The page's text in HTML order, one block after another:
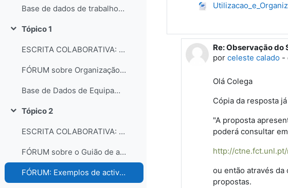
Base de dados de trabalhos dos participantes do curso
Contrair
Tópico 1
ESCRITA COLABORATIVA: Organização dos laboratórios
FÓRUM sobre Organização e gestão dos laboratórios escolares
Base de Dados de Equipamentos e Consumíveis dos Laboratórios
Contrair
Tópico 2
ESCRITA COLABORATIVA: Guião de Actividade Prática
FÓRUM sobre o Guião de actividades práticas
FÓRUM: Exemplos de actividades práticas e comentários...
Em resposta a
Re: Observação do
porceleste calado -
Olá Colega
Cópia da resposta
"A proposta
poderá consultar
http://
ou então através
propostas.